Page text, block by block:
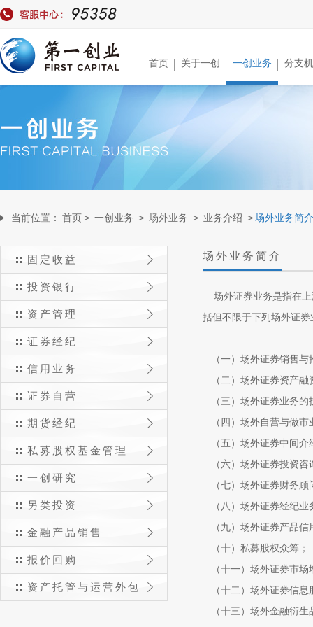
首页 关于一创 一创业务 分支
当前位置： 首页> 一创业务 > 场外业务 > 业务介绍 >场外业务简介
固定收益
投资银行
资产管理
证券经纪
信用业务
证券自营
期货经纪
私募股权基金管理
一创研究
另类投资
金融产品销售
报价回购
资产托管与运营外包
场外业务简介
场外证券业务是指在上
括但不限于下列场外证券
（一）场外证券销售与
（二）场外证券资产融
（三）场外证券业务的
（四）场外自营与做市
（五）场外证券中间介
（六）场外证券投资咨
（七）场外证券财务顾
（八）场外证券经纪业
（九）场外证券产品信
（十）私募股权众筹；
（十一）场外证券市场
（十二）场外证券信息
（十三）场外金融衍生